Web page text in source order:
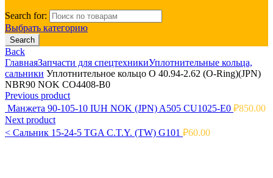
Search for:
Выбрать категорию
Search
Back
ГлавнаяЗапчасти для спецтехникиУплотнительные кольца,
сальники Уплотнительное кольцо O 40.94-2.62 (O-Ring)(JPN)
NBR90 NOK CO4408-B0
Previous product
Манжета 90-105-10 IUH NOK (JPN) A505 CU1025-E0 ₽850.00
Next product
< Сальник 15-24-5 TGA C.T.Y. (TW) G101 ₽60.00